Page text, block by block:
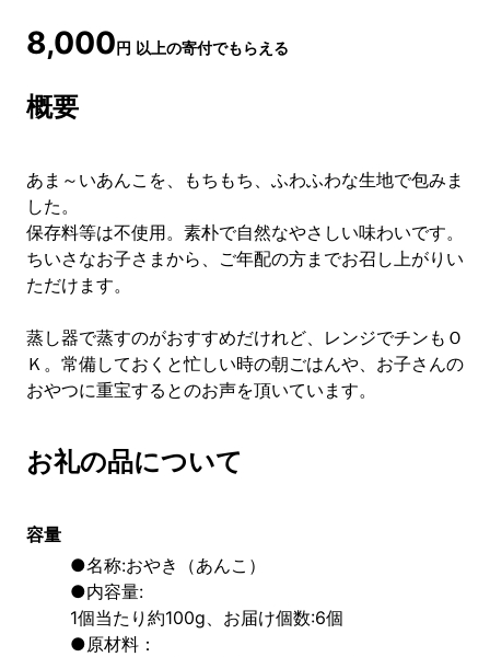
8,000円 以上の寄付でもらえる
概要
あま～いあんこを、もちもち、ふわふわな生地で包みま
した。
保存料等は不使用。素朴で自然なやさしい味わいです。
ちいさなお子さまから、ご年配の方までお召し上がりい
ただけます。
蒸し器で蒸すのがおすすめだけれど、レンジでチンもＯ
Ｋ。常備しておくと忙しい時の朝ごはんや、お子さんの
おやつに重宝するとのお声を頂いています。
お礼の品について
容量
●名称:おやき（あんこ）
●内容量:
1個当たり約100g、お届け個数:6個
●原材料：